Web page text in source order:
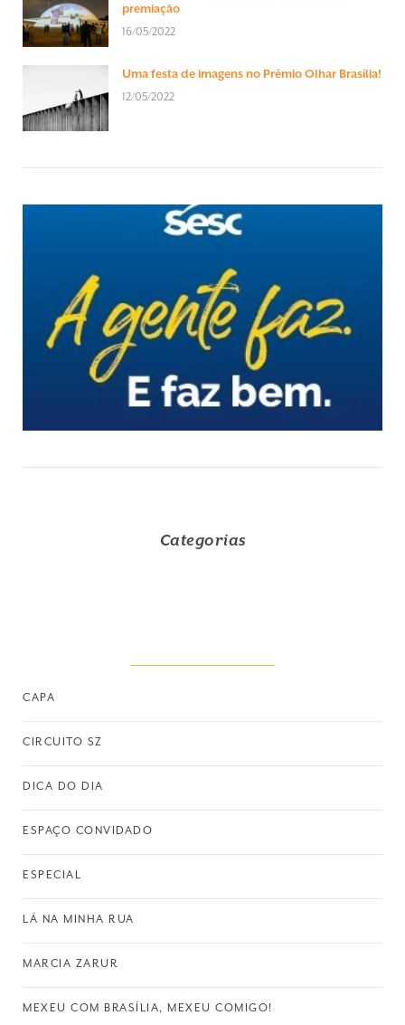
premiação
16/05/2022
Uma festa de imagens no Prêmio Olhar Brasília!
12/05/2022
Categorias
CAPA
CIRCUITO SZ
DICA DO DIA
ESPAÇO CONVIDADO
ESPECIAL
LÁ NA MINHA RUA
MARCIA ZARUR
MEXEU COM BRASÍLIA, MEXEU COMIGO!